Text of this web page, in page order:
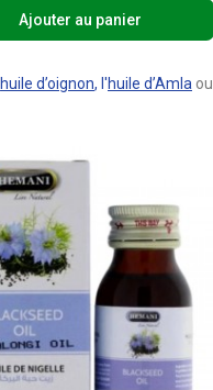
Ajouter au panier
huile d’oignon, l'huile d’Amla ou